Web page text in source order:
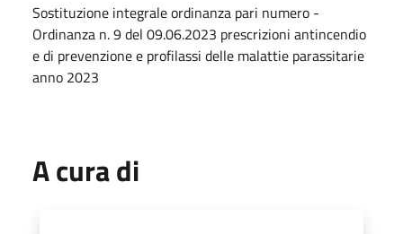
Sostituzione integrale ordinanza pari numero -
Ordinanza n. 9 del 09.06.2023 prescrizioni antincendio
e di prevenzione e profilassi delle malattie parassitarie
anno 2023
A cura di